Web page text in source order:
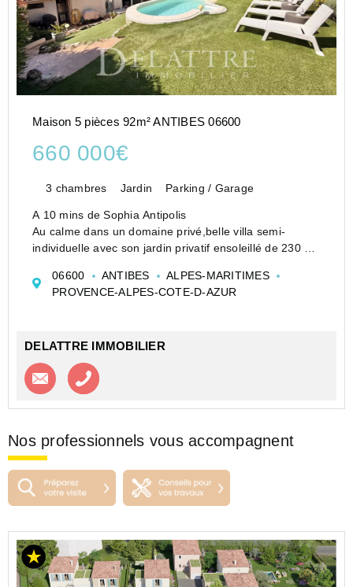
Maison 5 pièces 92m² ANTIBES 06600
660 000€
3 chambres Jardin Parking / Garage
A 10 mins de Sophia Antipolis
Au calme dans un domaine privé,belle villa semi-
individuelle avec son jardin privatif ensoleillé de 230 m²
Dès l'entrée un séjour avec baies vitrées de plus de 36
m² très l...
06600 ANTIBES
ALPES-MARITIMES
PROVENCE-ALPES-COTE-D-AZUR
DELATTRE IMMOBILIER
Contacter l'agence
Nos professionnels vous accompagnent